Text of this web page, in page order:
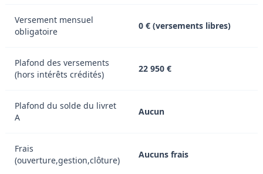
Versement mensuel
obligatoire
0 € (versements libres)
Plafond des versements
(hors intérêts crédités)
22 950 €
Plafond du solde du livret
A
Aucun
Frais
(ouverture,gestion,clôture)
Aucuns frais